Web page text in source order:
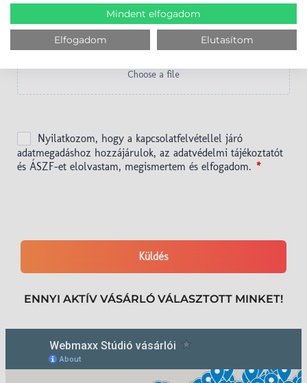
ENNYI AKTÍV VÁSÁRLÓ VÁLASZTOTT MINKET!
Mindent elfogadom
Elfogadom Elutasítom